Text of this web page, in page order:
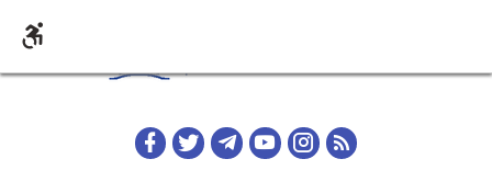
Redes sociales home